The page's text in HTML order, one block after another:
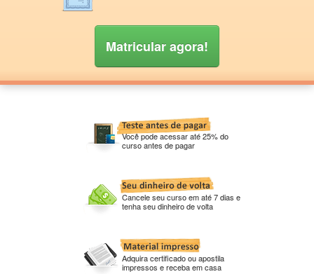
Matricular agora!
Você pode acessar até 25% do
curso antes de pagar
Cancele seu curso em até 7 dias e
tenha seu dinheiro de volta
Adquira certificado ou apostila
impressos e receba em casa